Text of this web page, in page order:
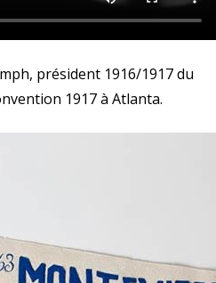
président 1916/1917 du
1917 à Atlanta.